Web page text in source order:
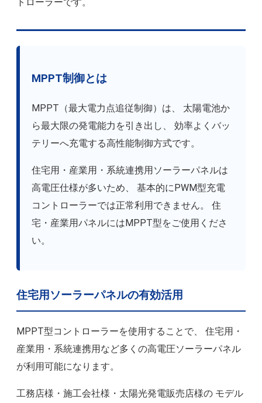
MPPT制御とは
MPPT（最大電力点追従制御）は、 太陽電池か
ら最大限の発電能力を引き出し、 効率よくバッ
テリーへ充電する高性能制御方式です。
住宅用・産業用・系統連携用ソーラーパネルは
高電圧仕様が多いため、 基本的にPWM型充電
コントローラーでは正常利用できません。 住
宅・産業用パネルにはMPPT型をご使用くださ
い。
住宅用ソーラーパネルの有効活用
MPPT型コントローラーを使用することで、 住宅用・
産業用・系統連携用など多くの高電圧ソーラーパネル
が利用可能になります。
工務店様・施工会社様・太陽光発電販売店様の モデル